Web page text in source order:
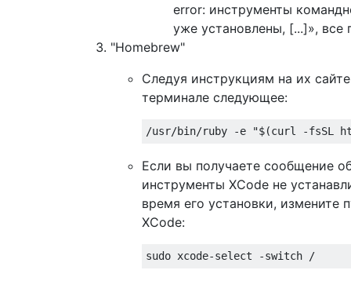
error: инструменты
уже установлены, [...]», все
"Homebrew"
Следуя инструкциям на их
терминале следующее:
Если вы получаете сообщение
инструменты XCode не
время его установки, измените
XCode: